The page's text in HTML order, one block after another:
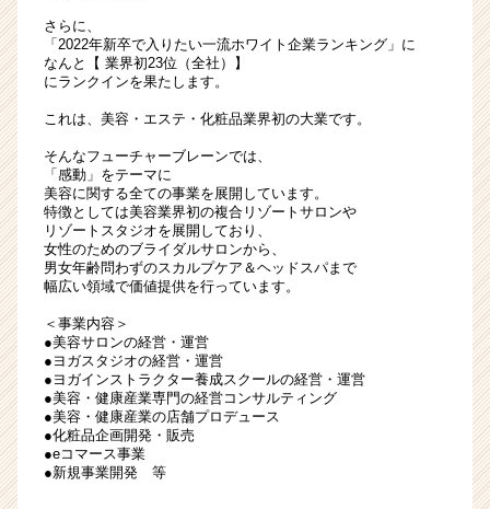
仕
事
に
ク
ワ
を！
|
ベ
ン
チ
ー・
成
長
企
業
さらに、
「2022年新卒で入りたい一流ホワイト企業ランキング」に
なんと【 業界初23位（全社）】
にランクインを果たします。
これは、美容・エステ・化粧品業界初の大業です。
そんなフューチャーブレーンでは、
「感動」をテーマに
美容に関する全ての事業を展開しています。
特徴としては美容業界初の複合リゾートサロンや
リゾートスタジオを展開しており、
女性のためのブライダルサロンから、
男女年齢問わずのスカルプケア＆ヘッドスパまで
幅広い領域で価値提供を行っています。
＜事業内容＞
●美容サロンの経営・運営
●ヨガスタジオの経営・運営
●ヨガインストラクター養成スクールの経営・運営
●美容・健康産業専門の経営コンサルティング
●美容・健康産業の店舗プロデュース
●化粧品企画開発・販売
●eコマース事業
●新規事業開発 等